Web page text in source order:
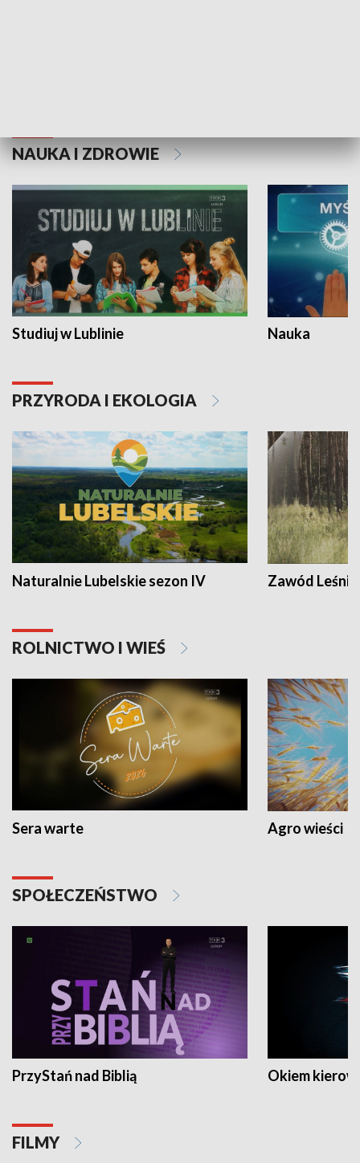
NAUKA I ZDROWIE
Studiuj w Lublinie Nauka
PRZYRODA I EKOLOGIA
Naturalnie Lubelskie sezon IV Zawód Leśnik
ROLNICTWO I WIEŚ
Sera warte Agro wieści
SPOŁECZEŃSTWO
PrzyStań nad Biblią Okiem
FILMY